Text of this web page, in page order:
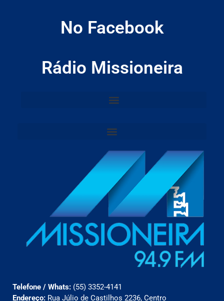
No Facebook
Rádio Missioneira
Telefone / Whats: (55) 3352-4141
Endereço: Rua Júlio de Castilhos 2236, Centro